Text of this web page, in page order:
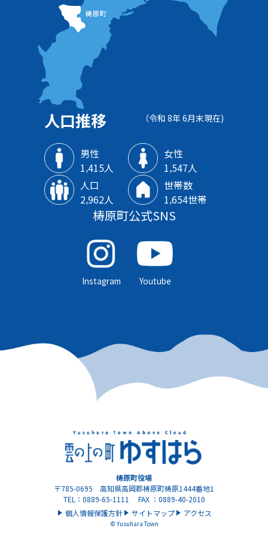
人口推移 （令和 8年 6月末現在)
男性
1‚415人
女性
1‚547人
人口
2‚962人
世帯数
1‚654世帯
梼原町公式SNS
Instagram Youtube
梼原町役場
〒785-0695 高知県高岡郡梼原町梼原1444番地1
TEL：0889-65-1111 FAX ：0889-40-2010
個人情報保護方針
サイトマップ アクセス
© Yusuhara Town